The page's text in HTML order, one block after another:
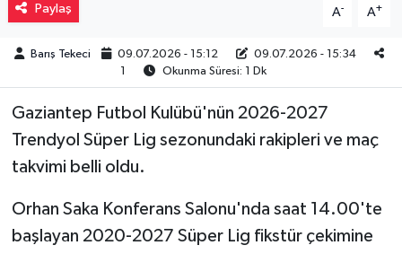
Paylaş A- A+
Barış Tekeci 09.07.2026 - 15:12
09.07.2026 - 15:34
1
Okunma Süresi: 1 Dk
Gaziantep Futbol Kulübü'nün 2026-2027
Trendyol Süper Lig sezonundaki rakipleri ve maç
takvimi belli oldu.
Orhan Saka Konferans Salonu'nda saat 14.00'te
başlayan 2020-2027 Süper Lig fikstür çekimine
Teknoloji